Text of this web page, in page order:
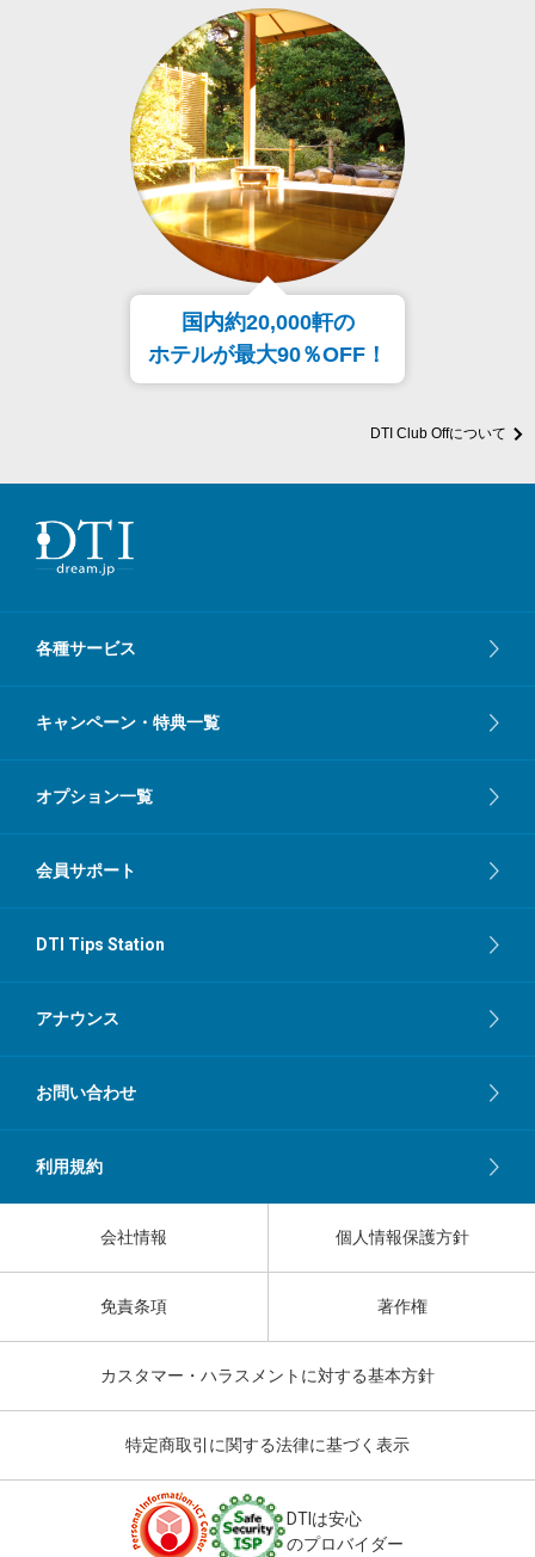
国内約20,000軒の
ホテルが最大90％OFF！
DTI Club Offについて
各種サービス
キャンペーン・特典一覧
オプション一覧
会員サポート
DTI Tips Station
アナウンス
お問い合わせ
利用規約
会社情報 個人情報保護方針
カスタマー・ハラスメントに対する基本方針
免責条項 著作権
特定商取引に関する法律に基づく表示
DTIは安心
のプロバイダー